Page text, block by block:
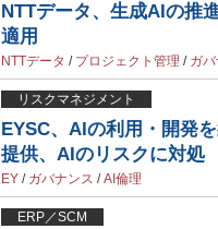
NTTデータ、生成AIの推
適用
NTTデータ / プロジェクト管理 / ガ
リスクマネジメント
EYSC、AIの利用・開発
提供、AIのリスクに対処
EY / ガバナンス /AI倫理
ERP／SCM